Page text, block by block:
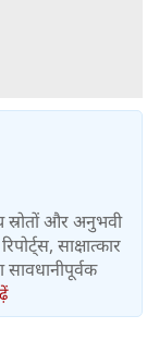
स्रोतों और अनुभवी
साक्षात्कार
सावधानीपूर्वक